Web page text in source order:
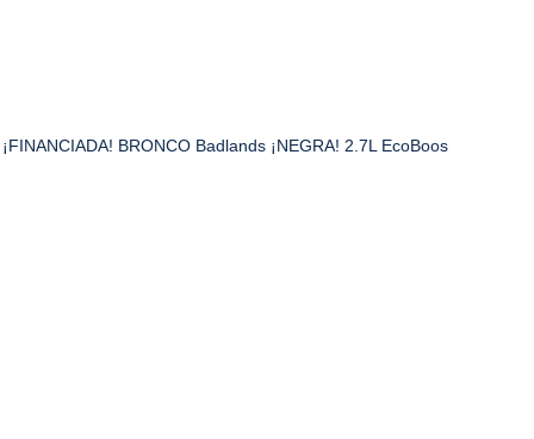
¡FINANCIADA! BRONCO Badlands ¡NEGRA! 2.7L EcoBoos